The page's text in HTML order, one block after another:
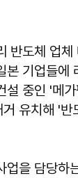
반도체 업
본 기업들에
설 중인 '메
유치해 '
업을 담당하